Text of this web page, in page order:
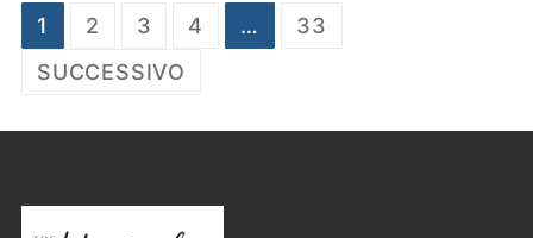
Paginazione
degli
1 2 3 4 …
33
SUCCESSIVO